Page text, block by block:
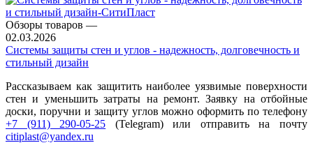
Обзоры товаров —
02.03.2026
Системы защиты стен и углов - надежность, долговечность и
стильный дизайн
Рассказываем как защитить наиболее уязвимые поверхности
стен и уменьшить затраты на ремонт. Заявку на отбойные
доски, поручни и защиту углов можно оформить по телефону
+7 (911) 290-05-25 (Telegram) или отправить на почту
citiplast@yandex.ru